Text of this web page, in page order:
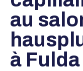
au
à Fulda